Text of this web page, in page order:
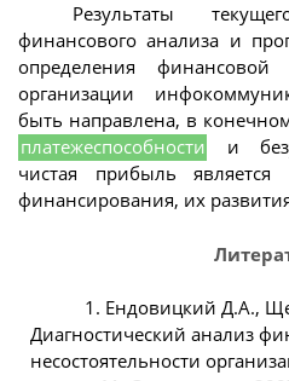
Результаты
финансового анализа и
определения финансовой
организации
быть направлена, в
платежеспособности и
чистая прибыль
финансирования, их
1. Ендовицкий Д.А.,
Диагностический анализ
несостоятельности